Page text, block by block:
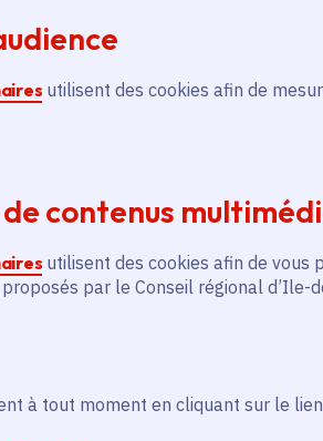
utilisent des cookies afin de
contenus
utilisent des cookies afin de vous
par le Conseil régional d’Ile-
à tout moment en cliquant sur le
« Nanoulak,